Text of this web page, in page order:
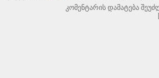
კომენტარის დამატება